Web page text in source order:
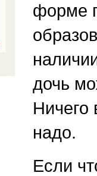
форме
дочь
Ничего
надо.
Если